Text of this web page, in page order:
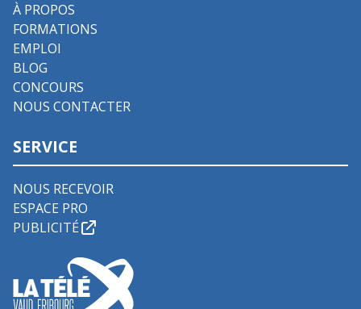
À PROPOS
FORMATIONS
EMPLOI
BLOG
CONCOURS
NOUS CONTACTER
SERVICE
NOUS RECEVOIR
ESPACE PRO
PUBLICITÉ